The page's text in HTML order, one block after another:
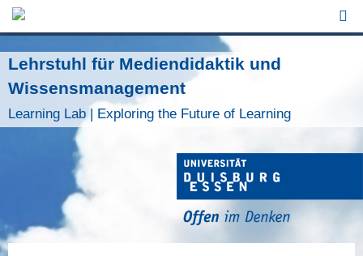
Jump to Navigation
Lehrstuhl für Mediendidaktik und
Wissensmanagement
Learning Lab | Exploring the Future of Learning